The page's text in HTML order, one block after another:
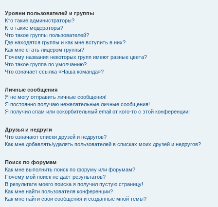
Уровни пользователей и группы
Кто такие администраторы?
Кто такие модераторы?
Что такое группы пользователей?
Где находятся группы и как мне вступить в них?
Как мне стать лидером группы?
Почему названия некоторых групп имеют разные цвета?
Что такое группа по умолчанию?
Что означает ссылка «Наша команда»?
Личные сообщения
Я не могу отправить личные сообщения!
Я постоянно получаю нежелательные личные сообщения!
Я получил спам или оскорбительный email от кого-то с этой конференции!
Друзья и недруги
Что означают списки друзей и недругов?
Как мне добавлять/удалять пользователей в списках моих друзей и недругов?
Поиск по форумам
Как мне выполнить поиск по форуму или форумам?
Почему мой поиск не даёт результатов?
В результате моего поиска я получил пустую страницу!
Как мне найти пользователя конференции?
Как мне найти свои сообщения и созданные мной темы?